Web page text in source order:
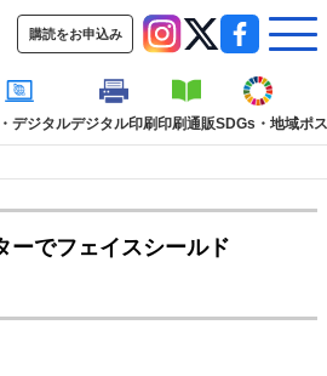
購読をお申込み
デジタルデジタル印刷印刷通販SDGs・地域ポ
ーでフェイスシールド